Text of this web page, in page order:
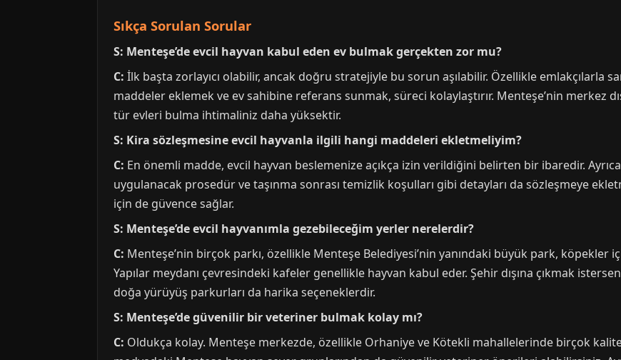
Sıkça Sorulan Sorular
S: Menteşe’de evcil hayvan kabul eden ev bulmak gerçekten zor mu?
C: İlk başta zorlayıcı olabilir, ancak doğru stratejiyle bu sorun aşılabilir. Özellikle emlakçılarla
maddeler eklemek ve ev sahibine referans sunmak, süreci kolaylaştırır. Menteşe’nin merkez
tür evleri bulma ihtimaliniz daha yüksektir.
S: Kira sözleşmesine evcil hayvanla ilgili hangi maddeleri ekletmeliyim?
C: En önemli madde, evcil hayvan beslemenize açıkça izin verildiğini belirten bir ibaredir.
uygulanacak prosedür ve taşınma sonrası temizlik koşulları gibi detayları da sözleşmeye
için de güvence sağlar.
S: Menteşe’de evcil hayvanımla gezebileceğim yerler nerelerdir?
C: Menteşe’nin birçok parkı, özellikle Menteşe Belediyesi’nin yanındaki büyük park, köpekler
Yapılar meydanı çevresindeki kafeler genellikle hayvan kabul eder. Şehir dışına çıkmak
doğa yürüyüş parkurları da harika seçeneklerdir.
S: Menteşe’de güvenilir bir veteriner bulmak kolay mı?
C: Oldukça kolay. Menteşe merkezde, özellikle Orhaniye ve Kötekli mahallelerinde birçok